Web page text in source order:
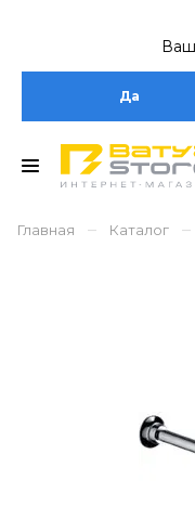
Да
Главная – Каталог –